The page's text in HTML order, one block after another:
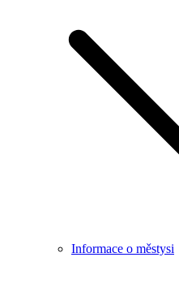
Informace o městysi